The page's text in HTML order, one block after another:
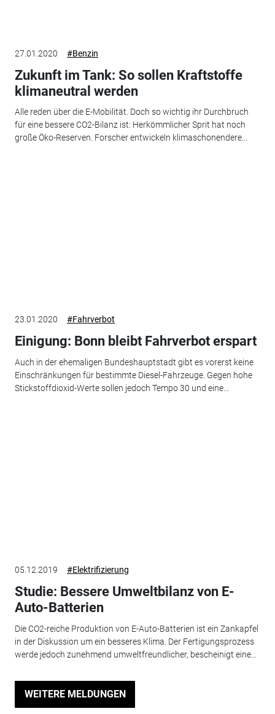
27.01.2020 #Benzin
Zukunft im Tank: So sollen Kraftstoffe
klimaneutral werden
Alle reden über die E-Mobilität. Doch so wichtig ihr Durchbruch
für eine bessere CO2-Bilanz ist: Herkömmlicher Sprit hat noch
große Öko-Reserven. Forscher entwickeln klimaschonendere...
23.01.2020 #Fahrverbot
Einigung: Bonn bleibt Fahrverbot erspart
Auch in der ehemaligen Bundeshauptstadt gibt es vorerst keine
Einschränkungen für bestimmte Diesel-Fahrzeuge. Gegen hohe
Stickstoffdioxid-Werte sollen jedoch Tempo 30 und eine...
05.12.2019 #Elektrifizierung
Studie: Bessere Umweltbilanz von E-
Auto-Batterien
Die CO2-reiche Produktion von E-Auto-Batterien ist ein Zankapfel
in der Diskussion um ein besseres Klima. Der Fertigungsprozess
werde jedoch zunehmend umweltfreundlicher, bescheinigt eine...
WEITERE MELDUNGEN